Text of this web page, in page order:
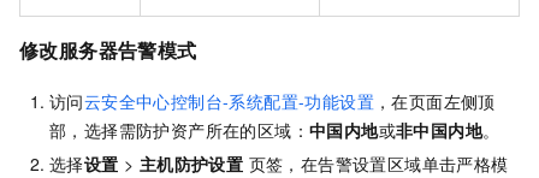
修改服务器告警模式
访问云安全中心控制台-系统配置-功能设置 ，在页面左侧顶
部，选择需防护资产所在的区域： 中国内地或非中国内地。
选择设置 > 主机防护设置 页签，在告警设置区域单击严格模